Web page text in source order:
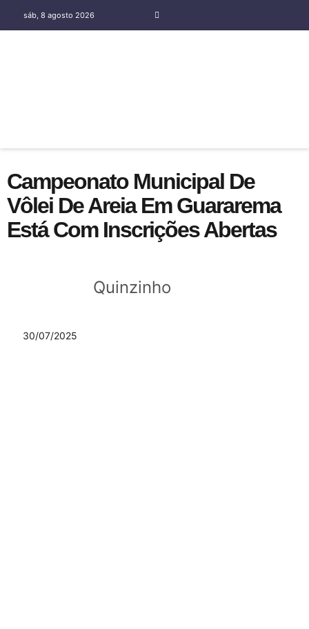
sáb, 8 agosto 2026
Campeonato Municipal De
Vôlei De Areia Em Guararema
Está Com Inscrições Abertas
Quinzinho
30/07/2025